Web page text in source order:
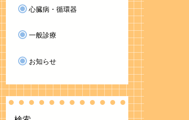
心臓病・循環器
一般診療
お知らせ